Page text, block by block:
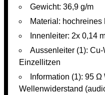
Gewicht: 36,9 g/m
Material: hochreines
Innenleiter: 2x 0,14
Aussenleiter (1):
Einzellitzen
Information (1): 95
Wellenwiderstand